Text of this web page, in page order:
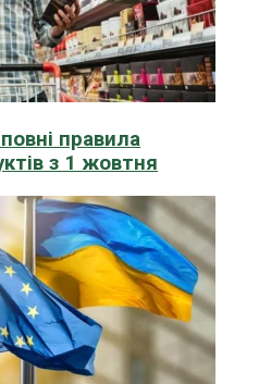
правила
з 1 жовтня